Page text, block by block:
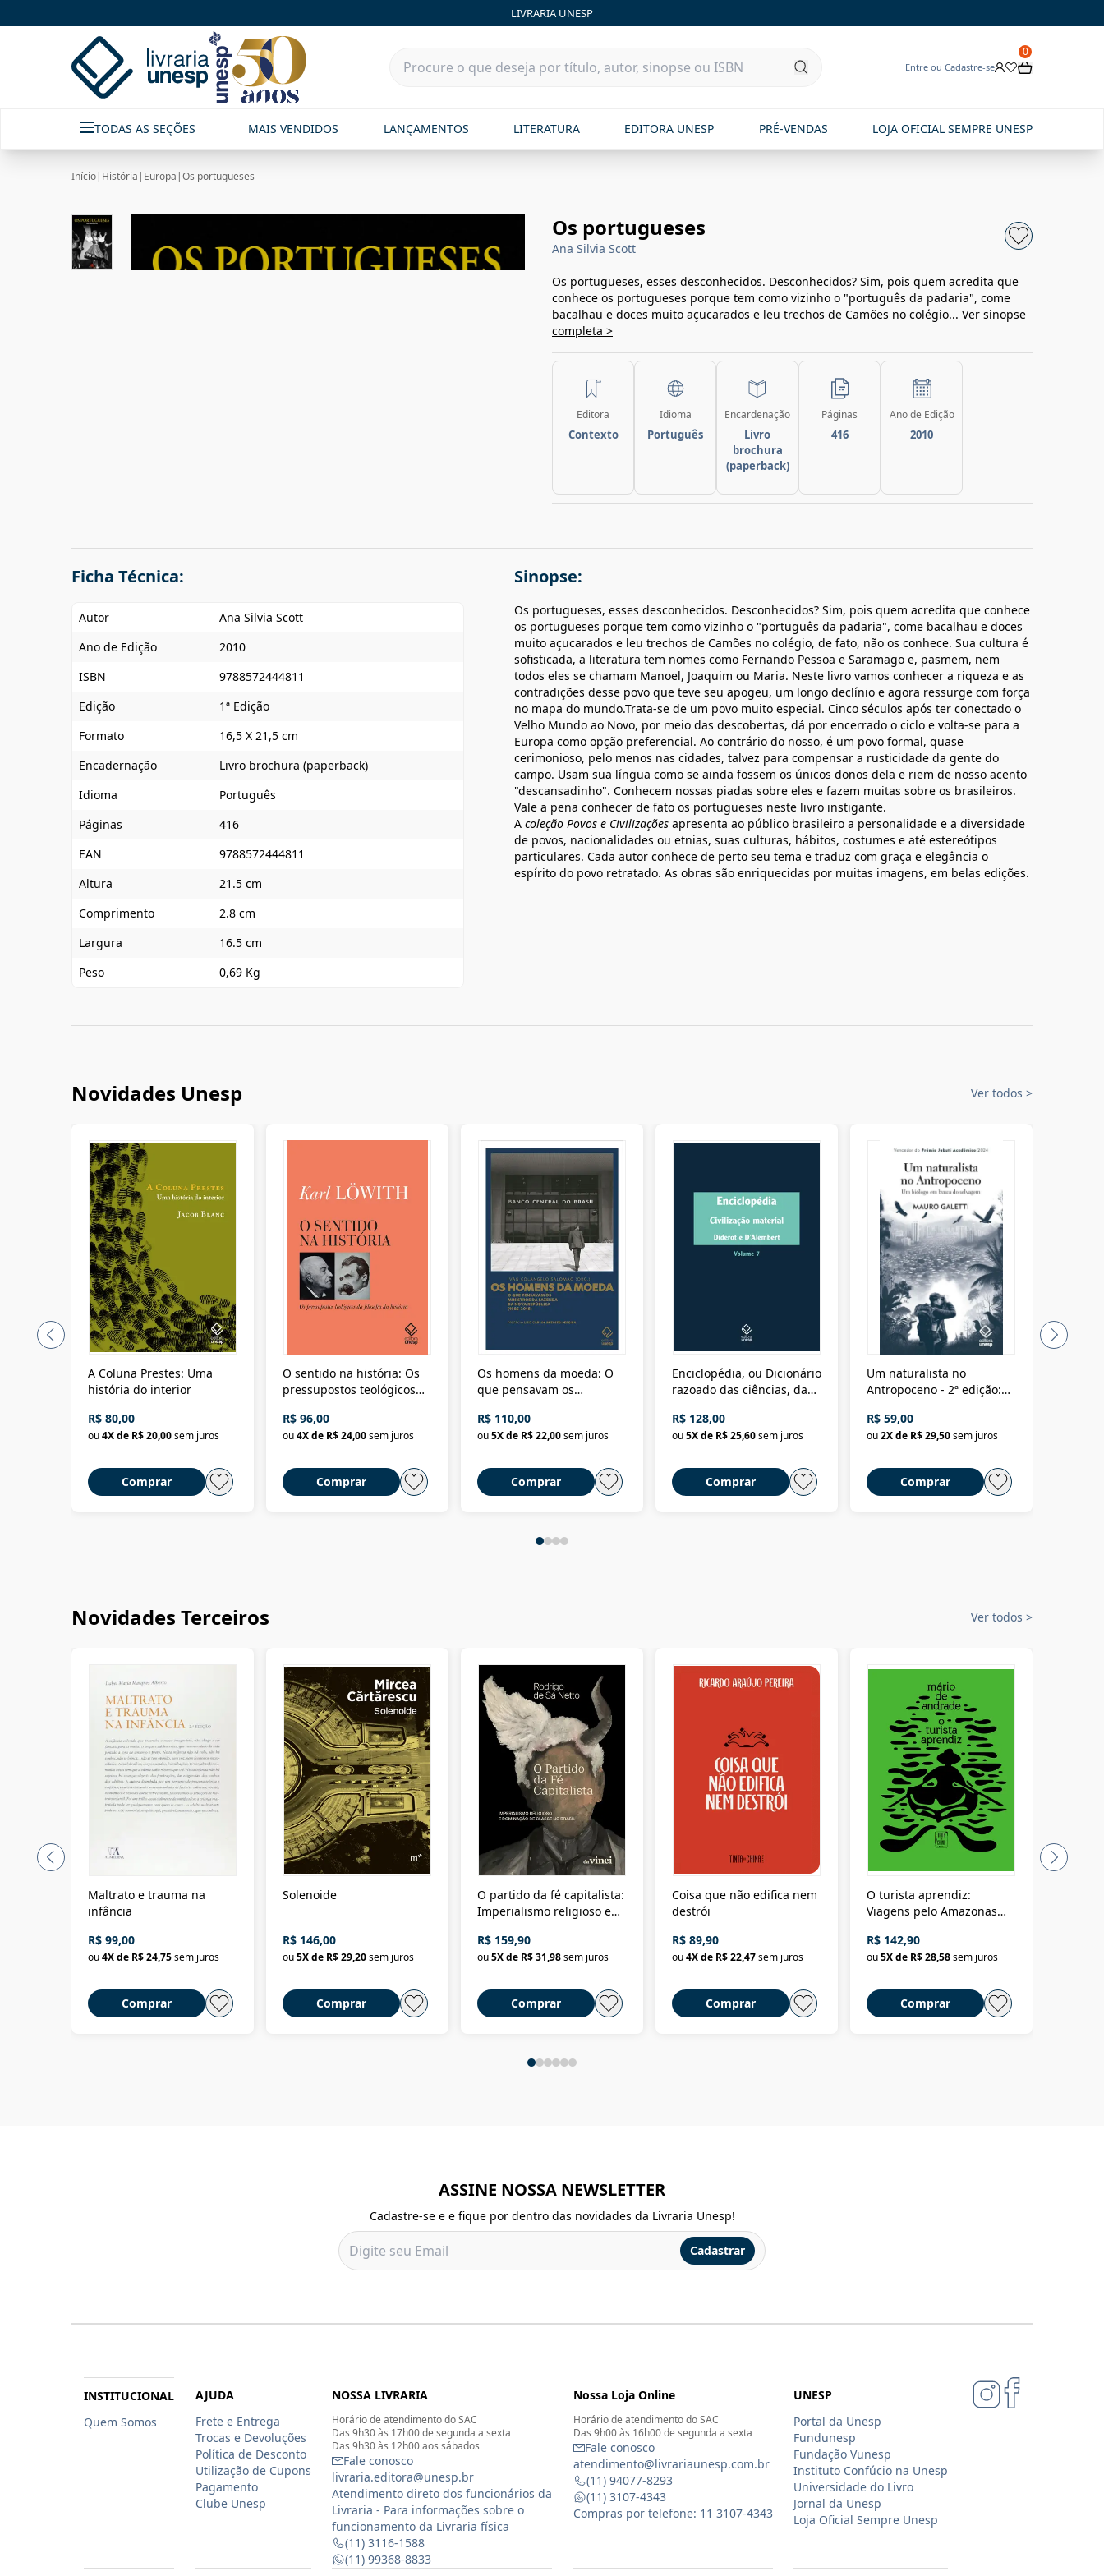
LIVRARIA UNESP
Entre ou Cadastre-se
0
TODAS AS SEÇÕES MAIS VENDIDOS LANÇAMENTOS LITERATURA EDITORA UNESP PRÉ-VENDAS LOJA OFICIAL SEMPRE UNESP
Início| História | Europa |Os portugueses
Os portugueses
Ana Silvia Scott
Os portugueses, esses desconhecidos. Desconhecidos? Sim, pois quem acredita que
conhece os portugueses porque tem como vizinho o "português da padaria", come
bacalhau e doces muito açucarados e leu trechos de Camões no colégio... Ver sinopse
completa >
Editora
Contexto
Idioma
Português
Encardenação
Livro
brochura
(paperback)
Páginas
416
Ano de Edição
2010
Ficha Técnica:
Autor
Ana Silvia Scott
Ano de Edição
2010
ISBN
9788572444811
Edição
1ª Edição
Formato
16,5 X 21,5 cm
Encadernação
Livro brochura (paperback)
Idioma
Português
Páginas
416
EAN
9788572444811
Altura
21.5 cm
Comprimento
2.8 cm
Largura
16.5 cm
Peso
0,69 Kg
Sinopse:
Os portugueses, esses desconhecidos. Desconhecidos? Sim, pois quem acredita que conhece
os portugueses porque tem como vizinho o "português da padaria", come bacalhau e doces
muito açucarados e leu trechos de Camões no colégio, de fato, não os conhece. Sua cultura é
sofisticada, a literatura tem nomes como Fernando Pessoa e Saramago e, pasmem, nem
todos eles se chamam Manoel, Joaquim ou Maria. Neste livro vamos conhecer a riqueza e as
contradições desse povo que teve seu apogeu, um longo declínio e agora ressurge com força
no mapa do mundo.Trata-se de um povo muito especial. Cinco séculos após ter conectado o
Velho Mundo ao Novo, por meio das descobertas, dá por encerrado o ciclo e volta-se para a
Europa como opção preferencial. Ao contrário do nosso, é um povo formal, quase
cerimonioso, pelo menos nas cidades, talvez para compensar a rusticidade da gente do
campo. Usam sua língua como se ainda fossem os únicos donos dela e riem de nosso acento
"descansadinho". Conhecem nossas piadas sobre eles e fazem muitas sobre os brasileiros.
Vale a pena conhecer de fato os portugueses neste livro instigante.
A coleção Povos e Civilizações apresenta ao público brasileiro a personalidade e a diversidade
de povos, nacionalidades ou etnias, suas culturas, hábitos, costumes e até estereótipos
particulares. Cada autor conhece de perto seu tema e traduz com graça e elegância o
espírito do povo retratado. As obras são enriquecidas por muitas imagens, em belas edições.
Novidades Unesp Ver todos >
A Coluna Prestes: Uma
história do interior
R$ 80,00
ou4X de R$ 20,00sem juros
Comprar
O sentido na história: Os
pressupostos teológicos
R$ 96,00
ou4X de R$ 24,00sem juros
Comprar
Os homens da moeda: O
que pensavam os
Nova República (1985-
2018)
R$ 110,00
ou5X de R$ 22,00sem juros
Comprar
Enciclopédia, ou Dicionário
razoado das ciências, das
Civilização material
R$ 128,00
ou5X de R$ 25,60sem juros
Comprar
Um naturalista no
Antropoceno - 2ª edição:
selvagem
R$ 59,00
ou2X de R$ 29,50sem juros
Comprar
Novidades Terceiros Ver todos >
Maltrato e trauma na
infância
R$ 99,00
ou4X de R$ 24,75sem juros
Comprar
Solenoide
R$ 146,00
ou5X de R$ 29,20sem juros
Comprar
O partido da fé capitalista:
Imperialismo religioso e
Brasil
R$ 159,90
ou5X de R$ 31,98sem juros
Comprar
Coisa que não edifica nem
destrói
R$ 89,90
ou4X de R$ 22,47sem juros
Comprar
O turista aprendiz:
Viagens pelo Amazonas
até a Bolívia e por Marajó
até dizer chega
R$ 142,90
ou5X de R$ 28,58sem juros
Comprar
ASSINE NOSSA NEWSLETTER
Cadastre-se e e fique por dentro das novidades da Livraria Unesp!
Cadastrar
INSTITUCIONAL
Quem Somos
AJUDA
Frete e Entrega
Trocas e Devoluções
Política de Desconto
Utilização de Cupons
Pagamento
Clube Unesp
NOSSA LIVRARIA
Horário de atendimento do SAC
Das 9h30 às 17h00 de segunda a sexta
Das 9h30 às 12h00 aos sábados
Fale conosco
livraria.editora@unesp.br
Atendimento direto dos funcionários da
Livraria - Para informações sobre o
funcionamento da Livraria física
(11) 3116-1588
(11) 99368-8833
Nossa Loja Online
Horário de atendimento do SAC
Das 9h00 às 16h00 de segunda a sexta
Fale conosco
atendimento@livrariaunesp.com.br
(11) 94077-8293
(11) 3107-4343
Compras por telefone: 11 3107-4343
UNESP
Portal da Unesp
Fundunesp
Fundação Vunesp
Instituto Confúcio na Unesp
Universidade do Livro
Jornal da Unesp
Loja Oficial Sempre Unesp